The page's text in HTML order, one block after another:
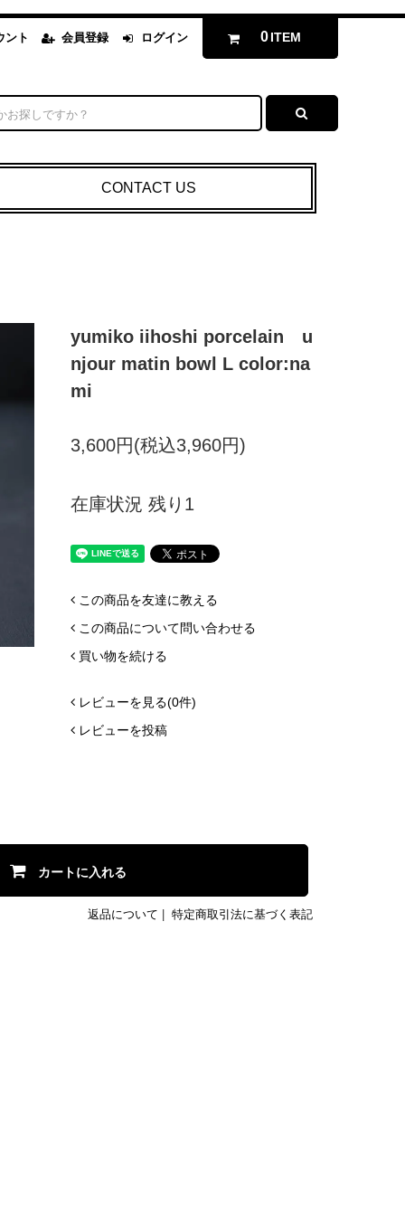
ント 会員登録 ログイン 0 ITEM
CONTACT US
yumiko iihoshi porcelain u
njour matin bowl L color:na
mi
3,600円(税込3,960円)
在庫状況 残り1
この商品を友達に教える
この商品について問い合わせる
買い物を続ける
レビューを見る(0件)
レビューを投稿
カートに入れる
返品について 特定商取引法に基づく表記